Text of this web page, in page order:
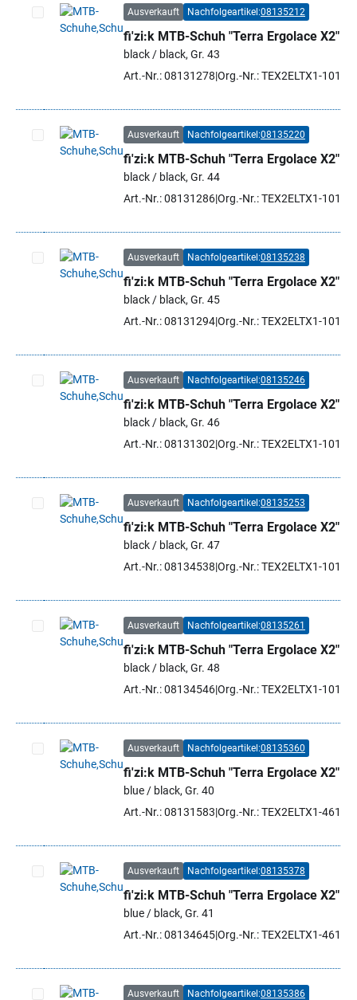
Artikel auswählen
Ausverkauft Nachfolgeartikel:08135212
fi'zi:k MTB-Schuh "Terra Ergolace X2"
black / black, Gr. 43
Art.-Nr.: 08131278 Org.-Nr.: TEX2ELTX1-1010
Artikel auswählen
Ausverkauft Nachfolgeartikel:08135220
fi'zi:k MTB-Schuh "Terra Ergolace X2"
black / black, Gr. 44
Art.-Nr.: 08131286Org.-Nr.: TEX2ELTX1-1010
Artikel auswählen
Ausverkauft Nachfolgeartikel:08135238
fi'zi:k MTB-Schuh "Terra Ergolace X2"
black / black, Gr. 45
Art.-Nr.: 08131294Org.-Nr.: TEX2ELTX1-1010
Artikel auswählen
Ausverkauft Nachfolgeartikel:08135246
fi'zi:k MTB-Schuh "Terra Ergolace X2"
black / black, Gr. 46
Art.-Nr.: 08131302 Org.-Nr.: TEX2ELTX1-1010
Artikel auswählen
Ausverkauft Nachfolgeartikel:08135253
fi'zi:k MTB-Schuh "Terra Ergolace X2"
black / black, Gr. 47
Art.-Nr.: 08134538 Org.-Nr.: TEX2ELTX1-1010
Artikel auswählen
Ausverkauft Nachfolgeartikel:08135261
fi'zi:k MTB-Schuh "Terra Ergolace X2"
black / black, Gr. 48
Art.-Nr.: 08134546Org.-Nr.: TEX2ELTX1-1010
Artikel auswählen
Ausverkauft Nachfolgeartikel:08135360
fi'zi:k MTB-Schuh "Terra Ergolace X2"
blue / black, Gr. 40
Art.-Nr.: 08131583 Org.-Nr.: TEX2ELTX1-4610
Artikel auswählen
Ausverkauft Nachfolgeartikel:08135378
fi'zi:k MTB-Schuh "Terra Ergolace X2"
blue / black, Gr. 41
Art.-Nr.: 08134645Org.-Nr.: TEX2ELTX1-4610
Ausverkauft Nachfolgeartikel:08135386